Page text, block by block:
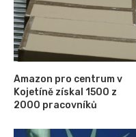
Amazon pro centrum v
Kojetíně získal 1500 z
2000 pracovníků